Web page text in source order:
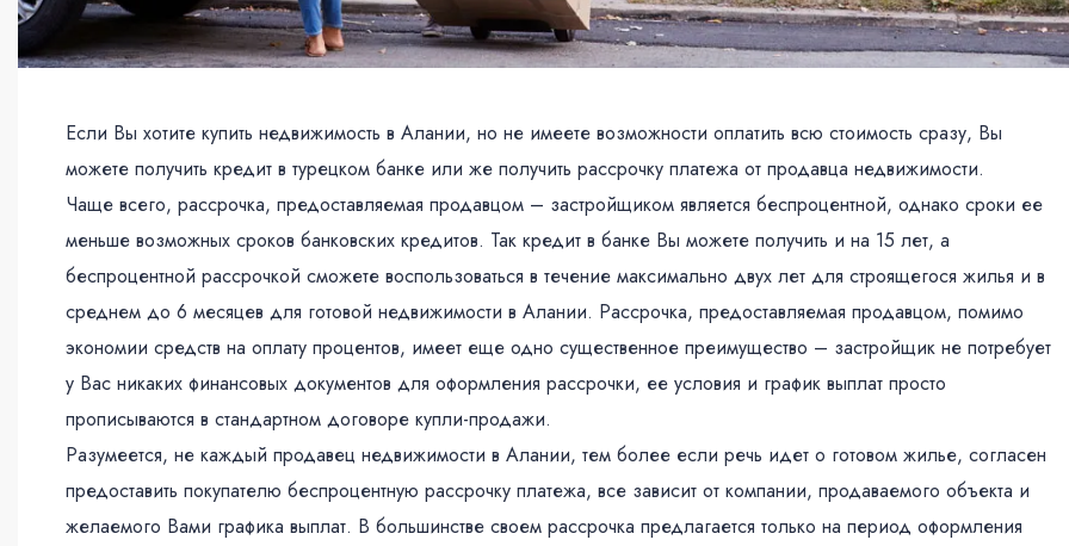
Если Вы хотите купить недвижимость в Алании, но не имеете возможности оплатить всю стоимость сразу, Вы
можете получить кредит в турецком банке или же получить рассрочку платежа от продавца недвижимости.
Чаще всего, рассрочка, предоставляемая продавцом – застройщиком является беспроцентной, однако сроки ее
меньше возможных сроков банковских кредитов. Так кредит в банке Вы можете получить и на 15 лет, а
беспроцентной рассрочкой сможете воспользоваться в течение максимально двух лет для строящегося жилья и в
среднем до 6 месяцев для готовой недвижимости в Алании. Рассрочка, предоставляемая продавцом, помимо
экономии средств на оплату процентов, имеет еще одно существенное преимущество – застройщик не потребует
у Вас никаких финансовых документов для оформления рассрочки, ее условия и график выплат просто
прописываются в стандартном договоре купли-продажи.
Разумеется, не каждый продавец недвижимости в Алании, тем более если речь идет о готовом жилье, согласен
предоставить покупателю беспроцентную рассрочку платежа, все зависит от компании, продаваемого объекта и
желаемого Вами графика выплат. В большинстве своем рассрочка предлагается только на период оформления